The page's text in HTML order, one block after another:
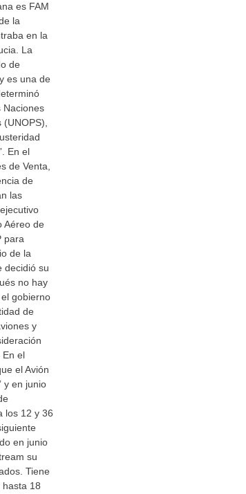
es FAM
la
en la
La
de
es una de
Naciones
En el
de Venta,
de
las
Aéreo de
para
de la
decidió su
no hay
gobierno
de
y
En el
el Avión
y en junio
los 12 y 36
en junio
su
Tiene
18